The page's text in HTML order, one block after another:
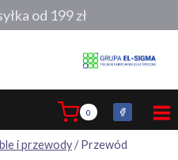
0
i przewody/ Przewód
od 199 zł